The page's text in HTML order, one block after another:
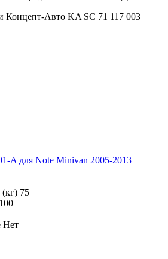
Концепт-Авто KA SC 71 117 003
A для Note Minivan 2005-2013
(кг) 75
Нет